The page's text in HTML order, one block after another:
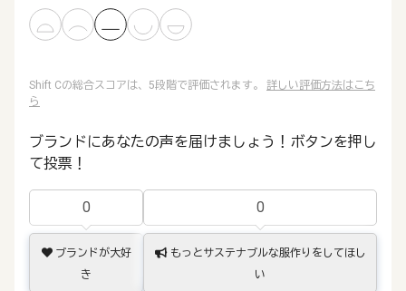
Shift Cの総合スコアは、5段階で評価されます。 詳しい評価方法はこち
ら
ブランドにあなたの声を届けましょう！ボタンを押し
て投票！
0
ブランドが大好
き
0
もっとサステナブルな服作りをしてほし
い